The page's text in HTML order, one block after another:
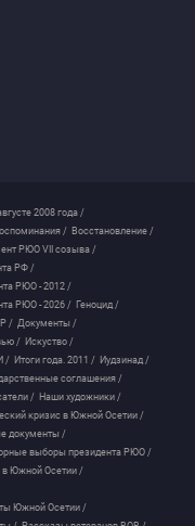
2008 года /
/ Восстановление /
РЮО VII созыва /
РФ /
РЮО - 2012 /
РЮО - 2026 / Геноцид /
/ Документы /
/ Искуство /
/ Итоги года. 2011 / Иудзинад /
соглашения /
/ Наши художники /
кризис в Южной Осетии /
документы /
выборы президента РЮО /
в Южной Осетии /
Южной Осетии /